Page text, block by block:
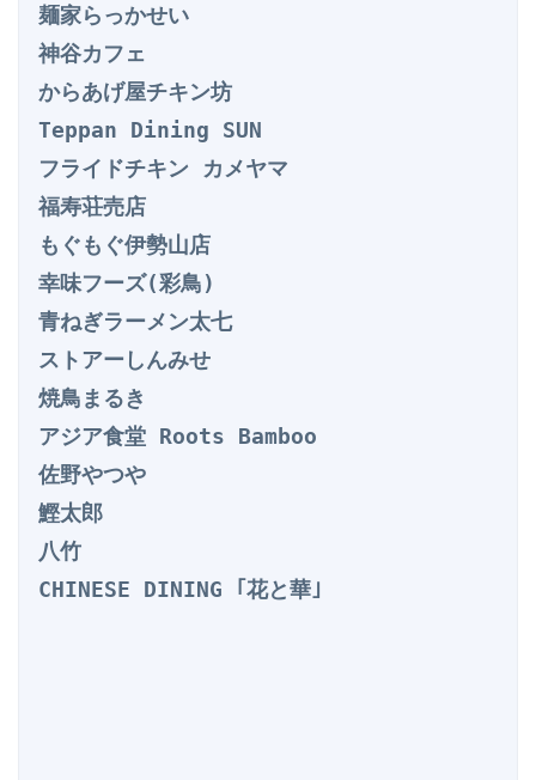
麺家らっかせい
神谷カフェ
からあげ屋チキン坊
Teppan Dining SUN
フライドチキン カメヤマ
福寿荘売店
もぐもぐ伊勢山店
幸味フーズ(彩鳥)
青ねぎラーメン太七
ストアーしんみせ
焼鳥まるき
アジア食堂 Roots Bamboo
佐野やつや
鰹太郎
八竹
CHINESE DINING ｢花と華｣